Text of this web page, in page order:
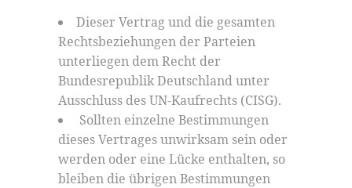
Dieser Vertrag und die gesamten
Rechtsbeziehungen der Parteien
unterliegen dem Recht der
Bundesrepublik Deutschland unter
Ausschluss des UN-Kaufrechts (CISG).
Sollten einzelne Bestimmungen
dieses Vertrages unwirksam sein oder
werden oder eine Lücke enthalten, so
bleiben die übrigen Bestimmungen